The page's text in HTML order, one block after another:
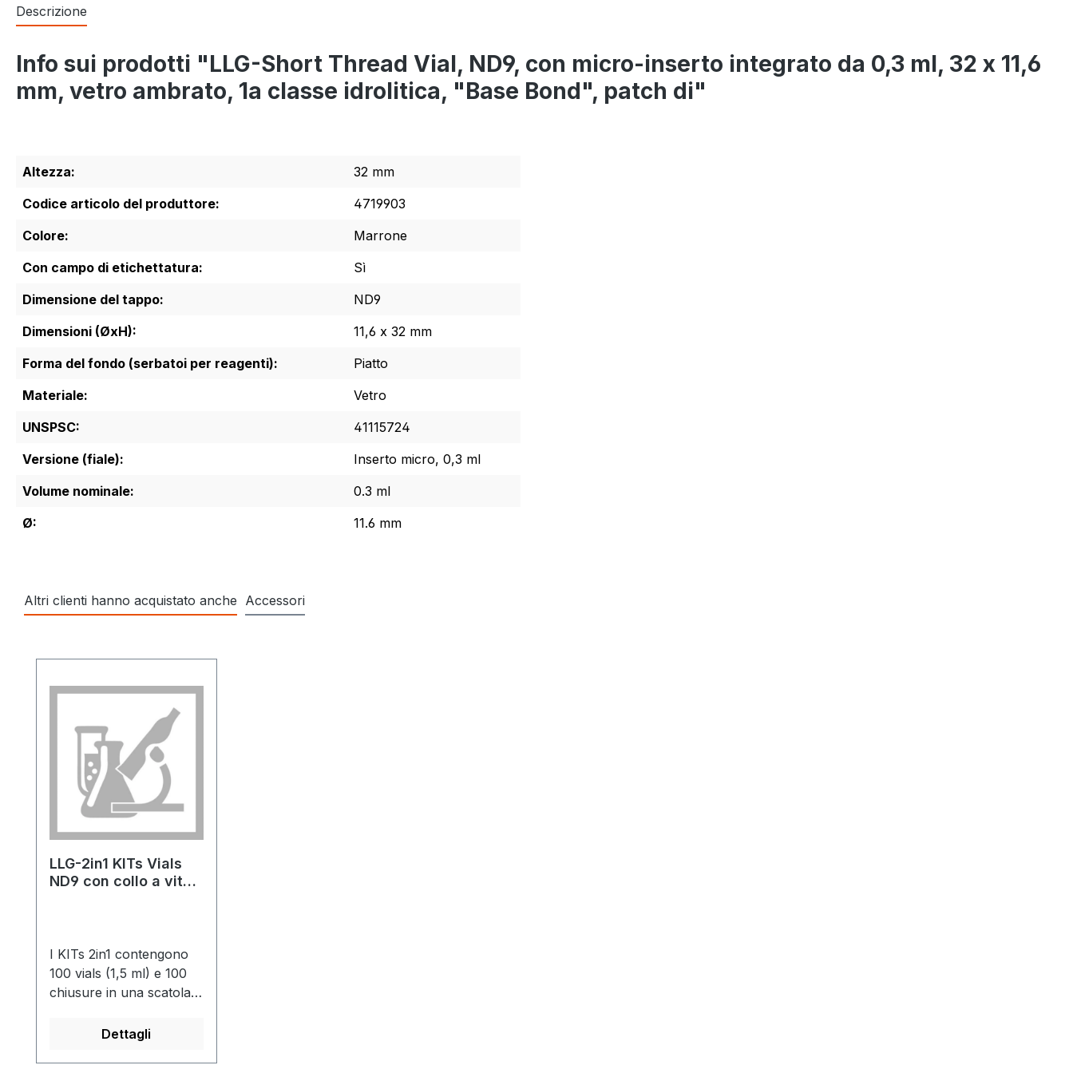
Descrizione
Info sui prodotti "LLG-Short Thread Vial, ND9, con micro-inserto integrato da 0,3 ml, 32 x 11,6
mm, vetro ambrato, 1a classe idrolitica, "Base Bond", patch di"
Altezza:
32 mm
Codice articolo del produttore:
4719903
Colore:
Marrone
Con campo di etichettatura:
Sì
Dimensione del tappo:
ND9
Dimensioni (ØxH):
11,6 x 32 mm
Forma del fondo (serbatoi per reagenti):
Piatto
Materiale:
Vetro
UNSPSC:
41115724
Versione (fiale):
Inserto micro, 0,3 ml
Volume nominale:
0.3 ml
Ø:
11.6 mm
Altri clienti hanno acquistato anche Accessori
LLG-2in1 KITs Vials
ND9 con collo a vite
I KITs 2in1 contengono
100 vials (1,5 ml) e 100
chiusure in una scatola
Siccome entrambi i
sempre richiesti insieme,
Dettagli